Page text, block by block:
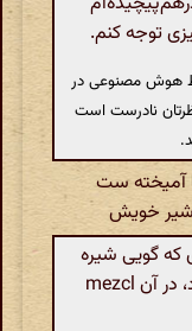
توجه کنم.
هوش مصنوعی در
نادرست است
آمیخته ست
شیر خویش
گویی شیره
جان‌های شیرین دایه‌ات با شیر خود، در آن mezcl